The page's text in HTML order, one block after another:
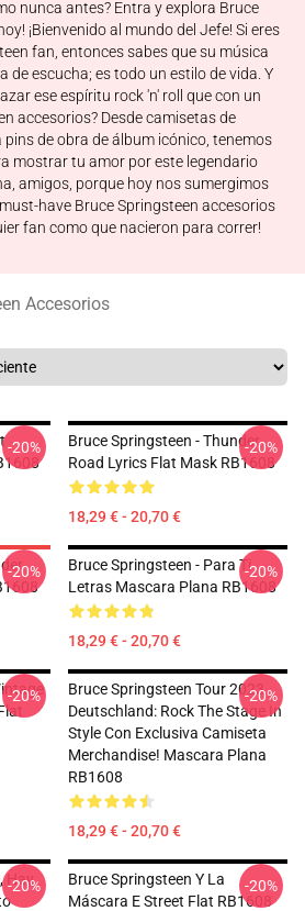
nunca antes? Entra y explora Bruce
¡Bienvenido al mundo del Jefe! Si eres
fan, entonces sabes que su música
de escucha; es todo un estilo de vida. Y
ese espíritu rock 'n' roll que con un
accesorios? Desde camisetas de
de obra de álbum icónico, tenemos
mostrar tu amor por este legendario
amigos, porque hoy nos sumergimos
have Bruce Springsteen accesorios
fan como que nacieron para correr!
Accesorios
-20%
Bruce Springsteen - Thunder
Road Lyrics Flat Mask RB1608
18,29 € - 20,70 €
-20%
-20%
Bruce Springsteen - Para Ti
Letras Mascara Plana RB1608
18,29 € - 20,70 €
-20%
-20%
Bruce Springsteen Tour 2023
Deutschland: Rock The Stage In
Style Con Exclusiva Camiseta
Merchandise! Mascara Plana
RB1608
18,29 € - 20,70 €
-20%
Hay
-20%
Bruce Springsteen Y La
Máscara E Street Flat RB1608
-20%